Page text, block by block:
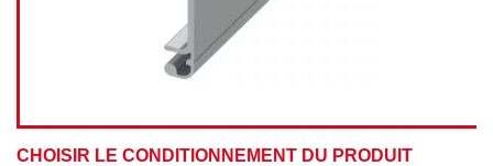
CHOISIR LE CONDITIONNEMENT DU PRODUIT